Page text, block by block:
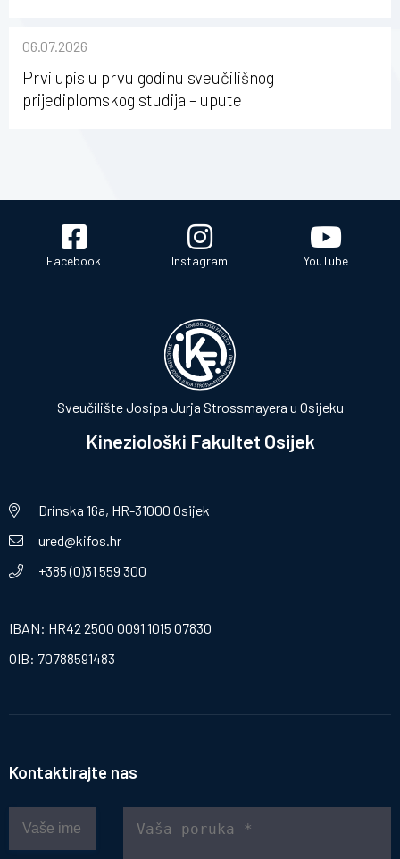
Osijeku
06.07.2026
Prvi upis u prvu godinu sveučilišnog
prijediplomskog studija – upute
Facebook Instagram YouTube
Sveučilište Josipa Jurja Strossmayera u Osijeku
Kineziološki Fakultet Osijek
Drinska 16a, HR-31000 Osijek
ured@kifos.hr
+385 (0)31 559 300
IBAN: HR42 2500 0091 1015 07830
OIB: 70788591483
Kontaktirajte nas